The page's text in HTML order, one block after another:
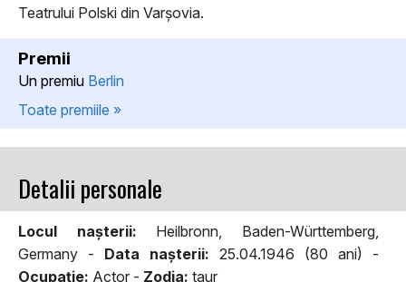
Teatrului Polski din Varșovia.
Premii
Un premiu Berlin
Toate premiile »
Detalii personale
Locul naşterii: Heilbronn, Baden-Württemberg,
Germany - Data naşterii: 25.04.1946 (80 ani) -
Ocupaţie: Actor - Zodia: taur